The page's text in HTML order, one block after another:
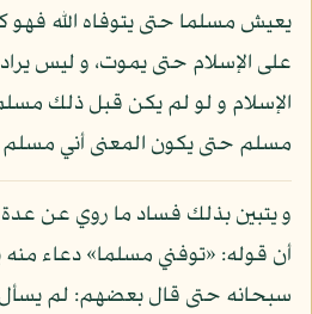
يعيش مسلما حتى يتوفاه الله فهو
على الإسلام حتى يموت، و ليس
الإسلام و لو لم يكن قبل ذلك
مسلم حتى يكون المعنى أني مسلم
و يتبين بذلك فساد ما روي عن
أن قوله: «توفني مسلما» دعاء
سبحانه حتى قال بعضهم: لم يسأل